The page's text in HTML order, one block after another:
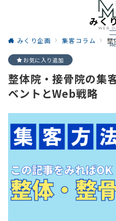
みくり企画 集客コラム 整体
お気に入り追加
整体院・接骨院の集
ベントとWeb戦略